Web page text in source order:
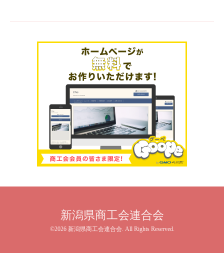
新潟県商工会連合会
©2026 新潟県商工会連合会. All Rights Reserved.